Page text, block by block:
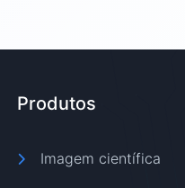
Produtos
Imagem científica